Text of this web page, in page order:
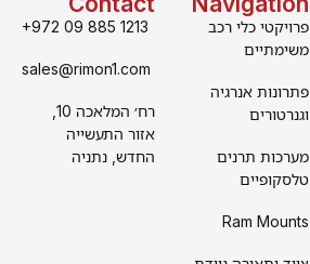
+972 09 885 1213
sales@rimon1.com
אזור התעשייה
החדש, נתניה
פרויקטי כלי רכב
משימתיים
פתרונות אנרגיה
וגנרטורים
מערכות תרנים
טלסקופיים
Ram Mounts